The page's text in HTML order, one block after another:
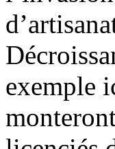
exemple